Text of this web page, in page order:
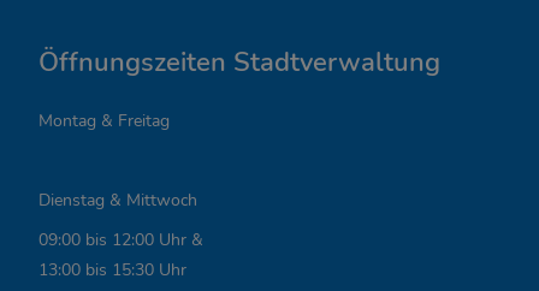
a
t
L
i
Öffnungszeiten Stadtverwaltung
Montag & Freitag
Dienstag & Mittwoch
09:00 bis 12:00 Uhr &
13:00 bis 15:30 Uhr